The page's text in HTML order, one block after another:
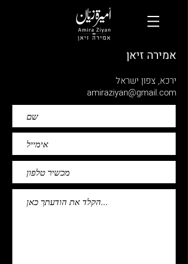
אמירה זיאן
ירכא, צפון ישראל
amiraziyan@gmail.com